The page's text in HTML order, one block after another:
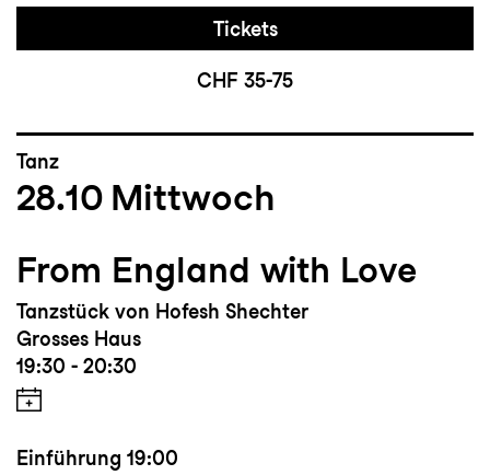
Tickets
CHF 35-75
Tanz
28.10 Mittwoch
From England with Love
Tanzstück von Hofesh Shechter
Grosses Haus
19:30 - 20:30
Einführung 19:00